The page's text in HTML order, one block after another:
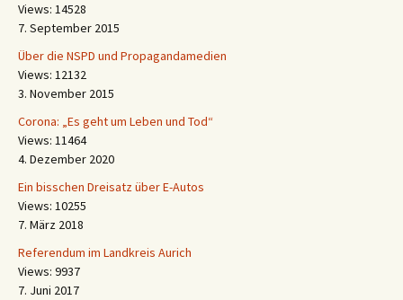
Views: 14528
7. September 2015
Über die NSPD und Propagandamedien
Views: 12132
3. November 2015
Corona: „Es geht um Leben und Tod“
Views: 11464
4. Dezember 2020
Ein bisschen Dreisatz über E-Autos
Views: 10255
7. März 2018
Referendum im Landkreis Aurich
Views: 9937
7. Juni 2017